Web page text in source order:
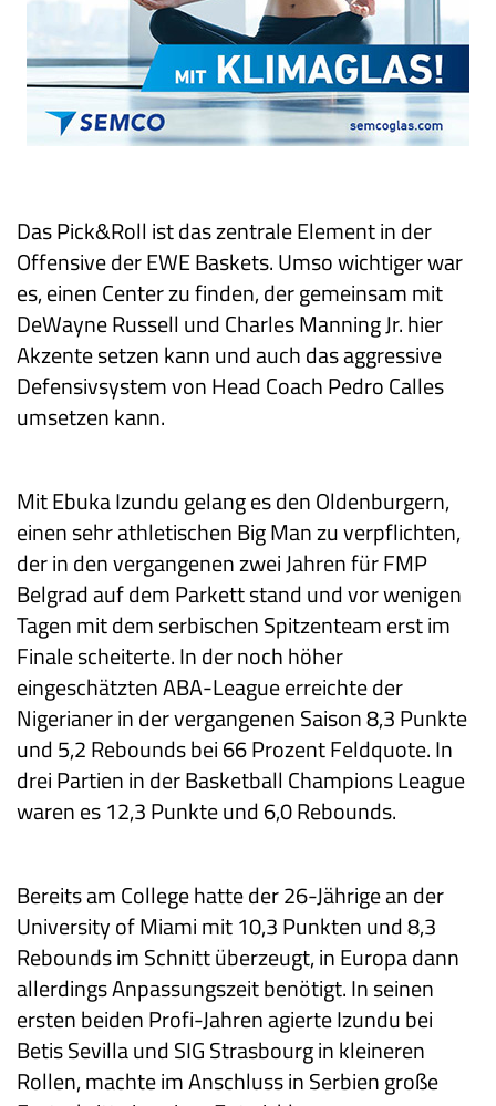
Das Pick&Roll ist das zentrale Element in der
Offensive der EWE Baskets. Umso wichtiger war
es, einen Center zu finden, der gemeinsam mit
DeWayne Russell und Charles Manning Jr. hier
Akzente setzen kann und auch das aggressive
Defensivsystem von Head Coach Pedro Calles
umsetzen kann.
Mit Ebuka Izundu gelang es den Oldenburgern,
einen sehr athletischen Big Man zu verpflichten,
der in den vergangenen zwei Jahren für FMP
Belgrad auf dem Parkett stand und vor wenigen
Tagen mit dem serbischen Spitzenteam erst im
Finale scheiterte. In der noch höher
eingeschätzten ABA-League erreichte der
Nigerianer in der vergangenen Saison 8,3 Punkte
und 5,2 Rebounds bei 66 Prozent Feldquote. In
drei Partien in der Basketball Champions League
waren es 12,3 Punkte und 6,0 Rebounds.
Bereits am College hatte der 26-Jährige an der
University of Miami mit 10,3 Punkten und 8,3
Rebounds im Schnitt überzeugt, in Europa dann
allerdings Anpassungszeit benötigt. In seinen
ersten beiden Profi-Jahren agierte Izundu bei
Betis Sevilla und SIG Strasbourg in kleineren
Rollen, machte im Anschluss in Serbien große